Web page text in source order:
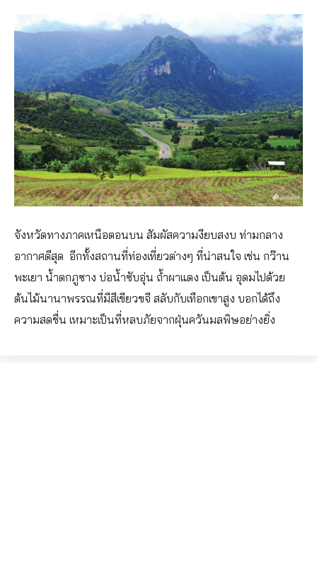
จังหวัดทางภาคเหนือตอนบน สัมผัสความงียบสงบ ท่ามกลาง
อากาศดีสุด อีกทั้งสถานที่ท่องเที่ยวต่างๆ ที่น่าสนใจ เช่น กว๊าน
พะเยา น้ำตกภูซาง บ่อน้ำซับอุ่น ถ้ำผาแดง เป็นต้น อุดมไปด้วย
ต้นไม้นานาพรรณที่มีสีเขียวขจี สลับกับเทือกเขาสูง บอกได้ถึง
ความสดชื่น เหมาะเป็นที่หลบภัยจากฝุ่นควันมลพิษอย่างยิ่ง